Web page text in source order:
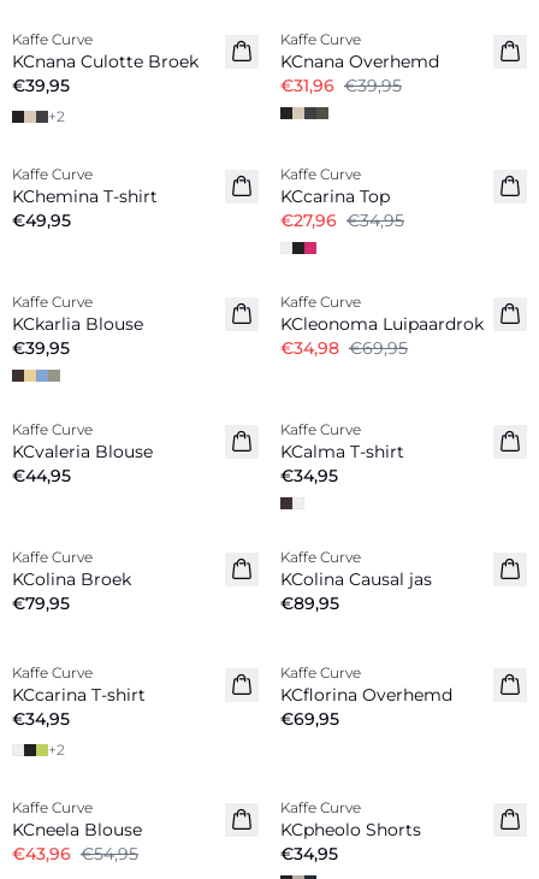
Kaffe Curve
KCnana Culotte Broek
€39,95
+2
Kaffe Curve
KCnana Overhemd
€31,96 €39,95
Nieuw
Kaffe Curve
KChemina T-shirt
€49,95
Kaffe Curve
KCcarina Top
€27,96 €34,95
Nieuw
Kaffe Curve
KCkarlia Blouse
€39,95
-50%
Kaffe Curve
KCleonoma Luipaardrok
€34,98 €69,95
Nieuw
Kaffe Curve
KCvaleria Blouse
€44,95
Nieuw
Kaffe Curve
KCalma T-shirt
€34,95
Nieuw
Kaffe Curve
KColina Broek
€79,95
Nieuw
Kaffe Curve
KColina Causal jas
€89,95
Nieuw
Kaffe Curve
KCcarina T-shirt
€34,95
+2
Nieuw
Kaffe Curve
KCflorina Overhemd
€69,95
Kaffe Curve
KCneela Blouse
€43,96 €54,95
Nieuw
Kaffe Curve
KCpheolo Shorts
€34,95